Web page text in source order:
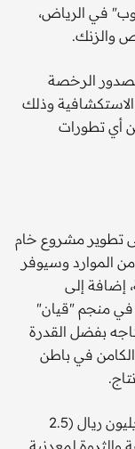
في الرياض،
والزنك.
لصدور الرخصة
الاستكشافية وذلك
أي تطورات
تطوير مشروع خام
يحوي 7 ملايين طن من الموارد وسيوفر
إضافة إلى
في منجم "قيان"
إنتاجه بفضل القدرة
في باطن
الثروة المعدنية في السعودية تقدر بـ9.4 تريليون ريال (2.5